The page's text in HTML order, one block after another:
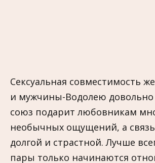
Сексуальная совместимость
и мужчины-Водолею довольно
союз подарит любовникам
необычных ощущений, а связь
долгой и страстной. Лучше
пары только начинаются